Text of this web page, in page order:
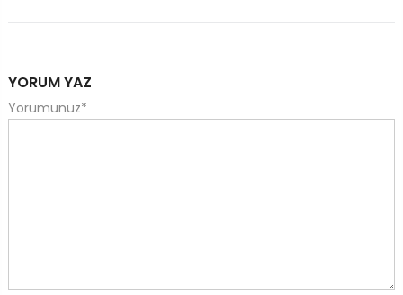
YORUM YAZ
Yorumunuz*